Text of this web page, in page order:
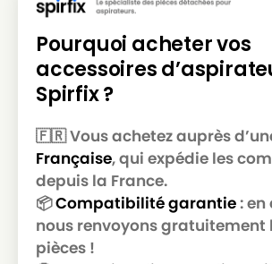
BOSCH ALPHA COMPACT800
BOSCH
BOSCH AQUAREA
BOSCH
BOSCH BAG BAGLESS 1800W
BOSCH
BOSCH BAG BAGLESS 2000W
BOSCH
BOSCH BB 6
BOSCH
BOSCH BB 6200
BOSCH
BOSCH BB 6201
Pourquoi acheter vos
accessoires
Spirfix ?
🇫🇷 Vous achetez auprès
Française, qui expédie les
depuis la France.
📦Compatibilité garantie: en
nous renvoyons gratuitement
pièces !